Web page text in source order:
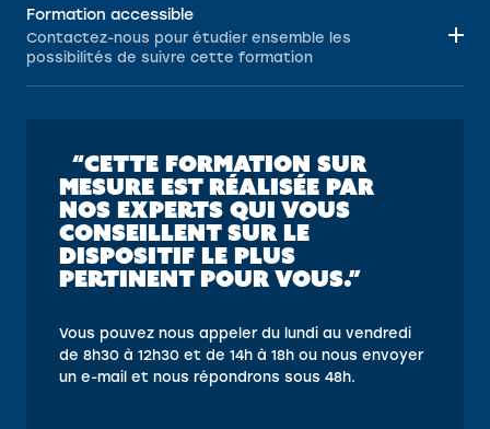
Formation accessible
Contactez-nous pour étudier ensemble les
possibilités de suivre cette formation
“CETTE FORMATION SUR
MESURE EST RÉALISÉE PAR
NOS EXPERTS QUI VOUS
CONSEILLENT SUR LE
DISPOSITIF LE PLUS
PERTINENT POUR VOUS.”
Vous pouvez nous appeler du lundi au vendredi
de 8h30 à 12h30 et de 14h à 18h ou nous envoyer
un e-mail et nous répondrons sous 48h.